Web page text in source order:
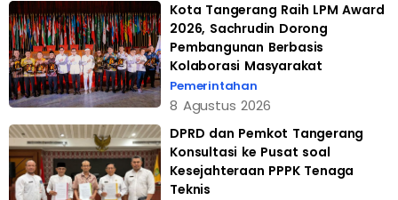
Kota Tangerang Raih LPM Award
2026, Sachrudin Dorong
Pembangunan Berbasis
Kolaborasi Masyarakat
Pemerintahan
8 Agustus 2026
DPRD dan Pemkot Tangerang
Konsultasi ke Pusat soal
Kesejahteraan PPPK Tenaga
Teknis